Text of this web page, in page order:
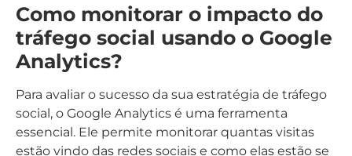
Como monitorar o impacto do
tráfego social usando o Google
Analytics?
Para avaliar o sucesso da sua estratégia de tráfego
social, o Google Analytics é uma ferramenta
essencial. Ele permite monitorar quantas visitas
estão vindo das redes sociais e como elas estão se